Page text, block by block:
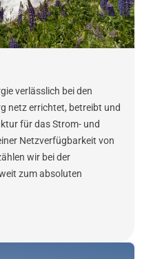
verlässlich bei den
netz errichtet, betreibt und
für das Strom- und
Netzverfügbarkeit von
wir bei der
zum absoluten